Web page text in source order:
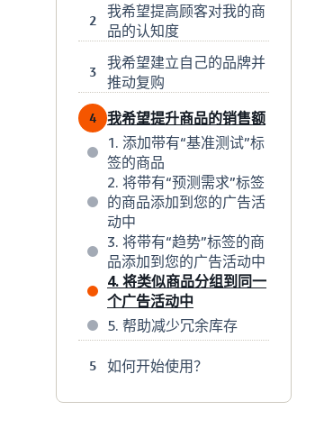
2
我希望提高顾客对我的商
品的认知度
3
我希望建立自己的品牌并
推动复购
4
我希望提升商品的销售额
1. 添加带有“基准测试”标
签的商品
2. 将带有“预测需求”标签
的商品添加到您的广告活
动中
3. 将带有“趋势”标签的商
品添加到您的广告活动中
4. 将类似商品分组到同一
个广告活动中
5. 帮助减少冗余库存
5 如何开始使用？